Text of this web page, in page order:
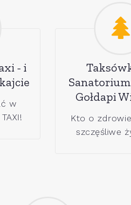
- i
w
Gołdapi
Kto o
szczęśliwe